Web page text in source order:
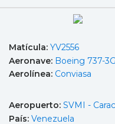
Matícula: YV2556
Aeronave: Boeing 737-
Aerolínea: Conviasa
Aeropuerto: SVMI -
País: Venezuela